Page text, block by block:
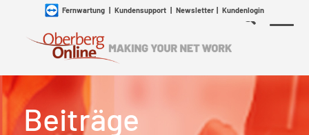
Fernwartung| Kundensupport| Newsletter| Kundenlogin
Beiträge